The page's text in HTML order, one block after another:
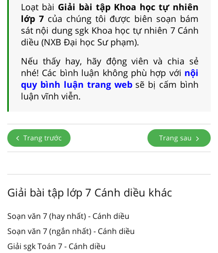
Loạt bài Giải bài tập Khoa học tự nhiên
lớp 7của chúng tôi được biên soạn bám
sát nội dung sgk Khoa học tự nhiên 7 Cánh
diều (NXB Đại học Sư phạm).
Nếu thấy hay, hãy động viên và chia sẻ
nhé! Các bình luận không phù hợp với nội
quy bình luận trang websẽ bị cấm bình
luận vĩnh viễn.
Trang trước Trang sau
Giải bài tập lớp 7 Cánh diều khác
Soạn văn 7 (hay nhất) - Cánh diều
Soạn văn 7 (ngắn nhất) - Cánh diều
Giải sgk Toán 7 - Cánh diều